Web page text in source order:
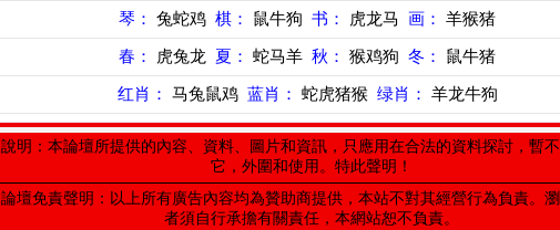
琴： 兔蛇鸡 棋： 鼠牛狗 书： 虎龙马 画： 羊猴猪
春：
虎兔龙 夏： 蛇马羊 秋： 猴鸡狗 冬： 鼠牛猪
红肖： 马兔鼠鸡 蓝肖： 蛇虎猪猴 绿肖： 羊龙牛狗
說明：本論壇所提供的內容、資料、圖片和資訊，只應用在合法的資料探討，暫
它，外圍和使用。特此聲明！
論壇免責聲明：以上所有廣告內容均為贊助商提供，本站不對其經營行為負責。
者須自行承擔有關責任，本網站恕不負責。